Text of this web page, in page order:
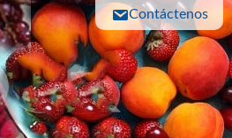
Contáctenos